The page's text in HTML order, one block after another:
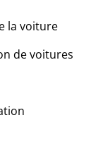
la voiture
de voitures